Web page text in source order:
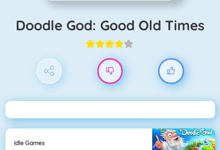
Doodle God: Good Old Times
Idle Games